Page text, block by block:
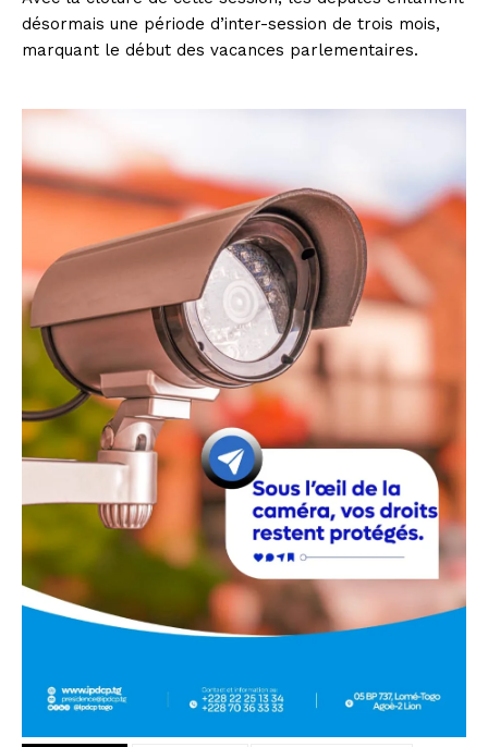
désormais une période d’inter-session de trois mois,
marquant le début des vacances parlementaires.